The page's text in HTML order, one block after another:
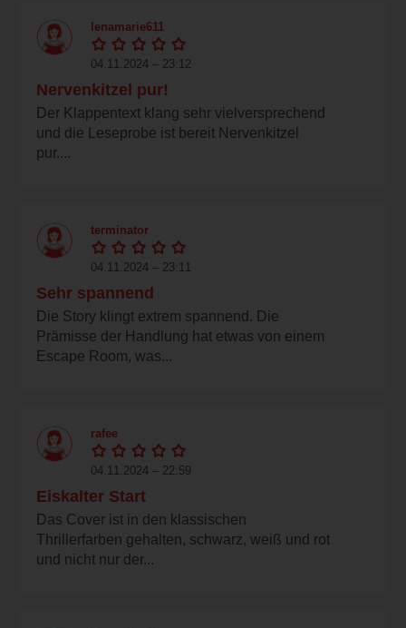
lenamarie611
04.11.2024 – 23:12
Nervenkitzel pur!
Der Klappentext klang sehr vielversprechend
und die Leseprobe ist bereit Nervenkitzel
pur....
terminator
04.11.2024 – 23:11
Sehr spannend
Die Story klingt extrem spannend. Die
Prämisse der Handlung hat etwas von einem
Escape Room, was...
rafee
04.11.2024 – 22:59
Eiskalter Start
Das Cover ist in den klassischen
Thrillerfarben gehalten, schwarz, weiß und rot
und nicht nur der...